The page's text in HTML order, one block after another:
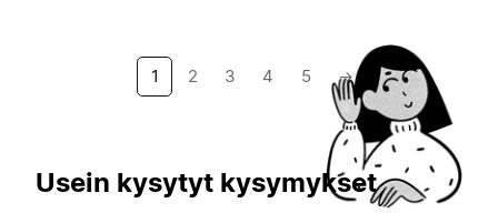
1 2 3 4 5 →
Usein kysytyt kysymykset